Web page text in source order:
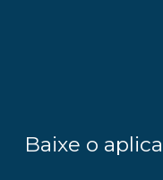
Baixe o